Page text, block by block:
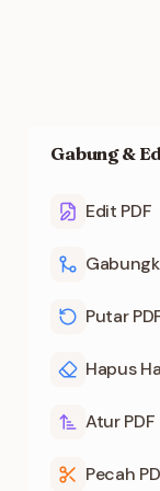
Gabung &
Edit PDF
Putar
Hapus
Atur PDF
Pecah